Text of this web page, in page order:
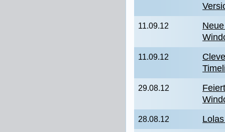
11.09.12
11.09.12
29.08.12
28.08.12